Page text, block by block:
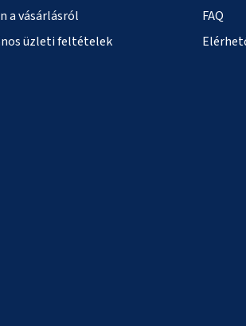
a vásárlásról
üzleti feltételek
FAQ